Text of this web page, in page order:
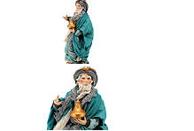
Previous
slide
Next
slide